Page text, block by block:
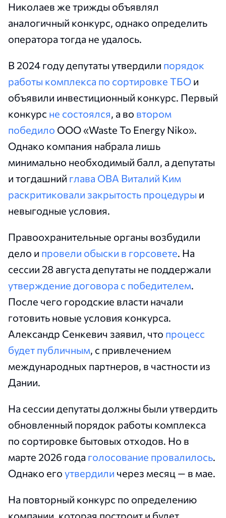
Николаев же трижды объявлял
аналогичный конкурс, однако определить
оператора тогда не удалось.
В 2024 году депутаты утвердили порядок
работы комплекса по сортировке ТБО и
объявили инвестиционный конкурс. Первый
конкурс не состоялся, а во втором
победило ООО «Waste To Energy Niko».
Однако компания набрала лишь
минимально необходимый балл, а депутаты
и тогдашний глава ОВА Виталий Ким
раскритиковали закрытость процедуры и
невыгодные условия.
Правоохранительные органы возбудили
дело и провели обыски в горсовете. На
сессии 28 августа депутаты не поддержали
утверждение договора с победителем.
После чего городские власти начали
готовить новые условия конкурса.
Александр Сенкевич заявил, что процесс
будет публичным, с привлечением
международных партнеров, в частности из
Дании.
На сессии депутаты должны были утвердить
обновленный порядок работы комплекса
по сортировке бытовых отходов. Но в
марте 2026 года голосование провалилось.
Однако его утвердили через месяц — в мае.
На повторный конкурс по определению
компании, которая построит и будет